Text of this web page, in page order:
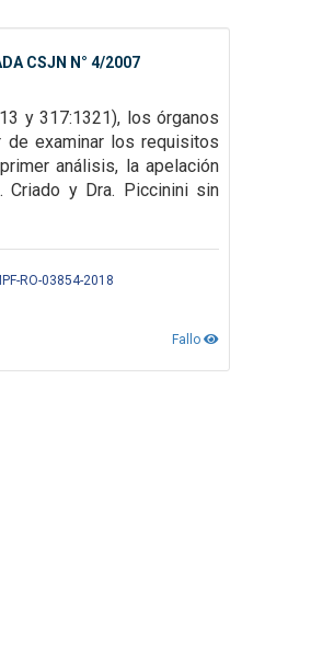
CSJN N° 4/2007
y 317:1321), los órganos
examinar los requisitos
análisis, la apelación
Criado y Dra. Piccinini sin
RO-03854-2018
Fallo